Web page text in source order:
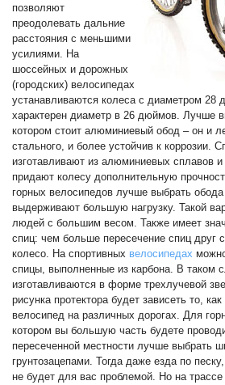
позволяют
преодолевать дальние
расстояния с меньшими
усилиями. На
шоссейных и дорожных
(городских) велосипедах
устанавливаются колеса с диаметром 28
характерен диаметр в 26 дюймов. Лучше
котором стоит алюминиевый обод – он и
стального, и более устойчив к коррозии.
изготавливают из алюминиевых сплавов
придают колесу дополнительную
горных велосипедов лучше выбрать
выдерживают большую нагрузку. Такой
людей с большим весом. Также имеет
спиц: чем больше пересечение спиц друг
колесо. На спортивных велосипедах
спицы, выполненные из карбона. В таком
изготавливаются в форме трехлучевой
рисунка протектора будет зависеть то,
велосипед на различных дорогах. Для
котором вы большую часть будете
пересеченной местности лучше выбрать
грунтозацепами. Тогда даже езда по
не будет для вас проблемой. Но на